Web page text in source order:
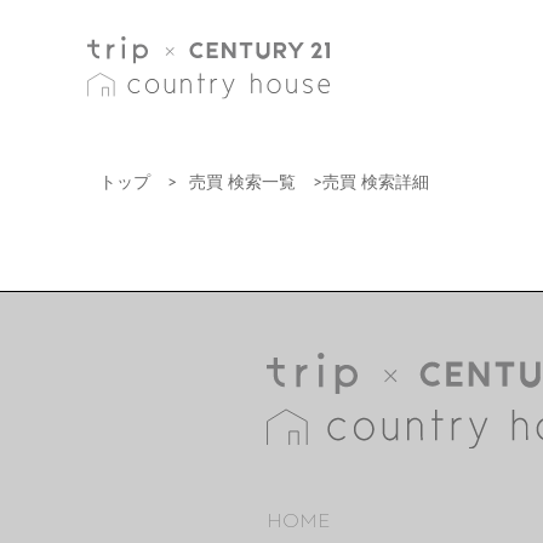
トップ > 売買 検索一覧 >売買 検索詳細
HOME